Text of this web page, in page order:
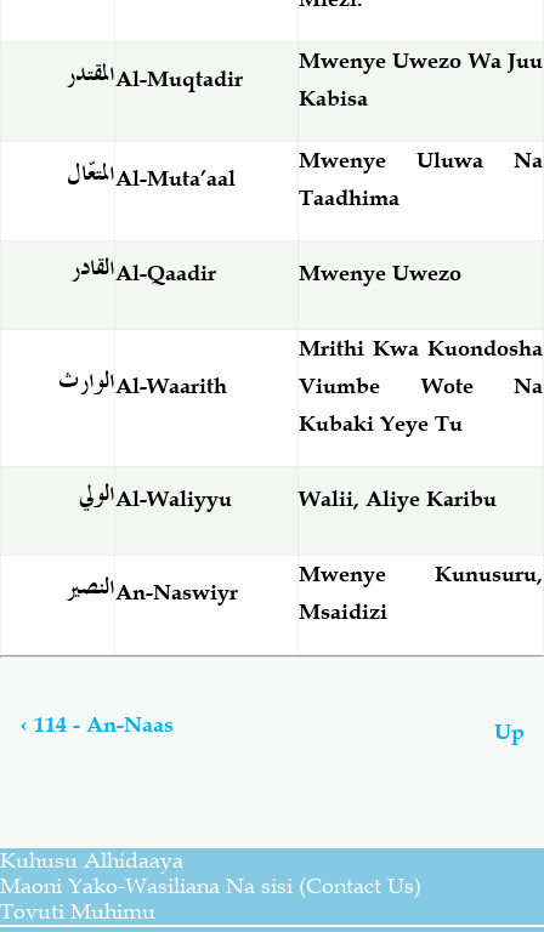
المقتدرAl-Muqtadir
Mwenye Uwezo Wa Juu
Kabisa
المتعّالAl-Muta’aal
Mwenye Uluwa Na
Taadhima
القادرAl-Qaadir Mwenye Uwezo
الوارثAl-Waarith
Mrithi Kwa Kuondosha
Viumbe Wote Na
Kubaki Yeye Tu
الوليAl-Waliyyu Walii, Aliye Karibu
النصيرAn-Naswiyr
Mwenye Kunusuru,
Msaidizi
links
Ya
AL-
QUR-
‹ 114 - An-Naas Up
Kuhusu Alhidaaya
Maoni Yako-Wasiliana Na sisi (Contact Us)
Tovuti Muhimu